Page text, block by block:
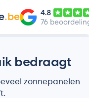
.be
bedraagt
zonnepanelen